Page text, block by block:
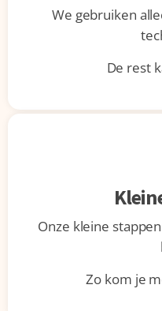
We gebruiken
De rest
Onze kleine
Zo kom je